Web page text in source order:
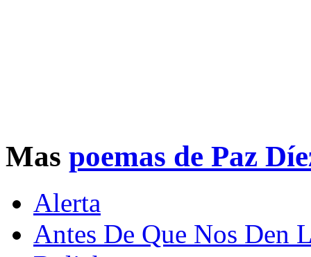
Mas poemas de Paz
Alerta
Antes De Que Nos Den